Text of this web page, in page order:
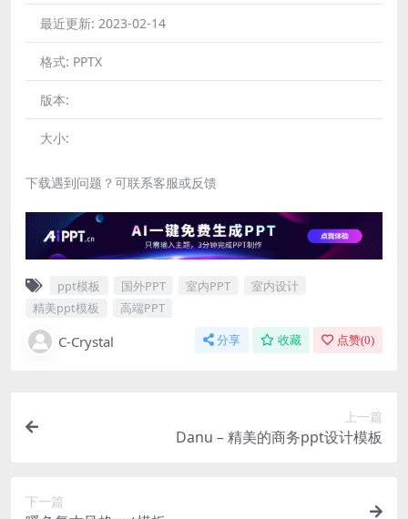
最近更新: 2023-02-14
格式: PPTX
版本:
大小:
下载遇到问题？可联系客服或反馈
ppt模板 国外PPT 室内PPT
室内设计
精美ppt模板
高端PPT
C-Crystal 分享 收藏 点赞(0)
上一篇
Danu – 精美的商务ppt设计模板
下一篇